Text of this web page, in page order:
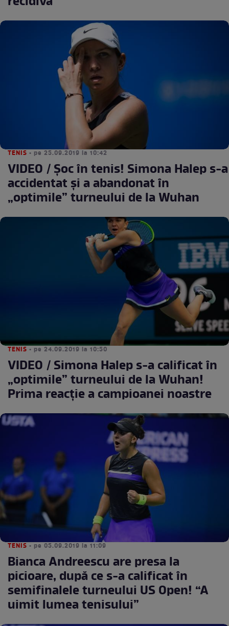
TENIS • pe 25.09.2019 la 10:42
VIDEO / Şoc în tenis! Simona Halep s-a
accidentat şi a abandonat în
„optimile” turneului de la Wuhan
TENIS • pe 24.09.2019 la 10:50
VIDEO / Simona Halep s-a calificat în
„optimile” turneului de la Wuhan!
Prima reacţie a campioanei noastre
TENIS • pe 05.09.2019 la 11:09
Bianca Andreescu are presa la
picioare, după ce s-a calificat în
semifinalele turneului US Open! “A
uimit lumea tenisului”